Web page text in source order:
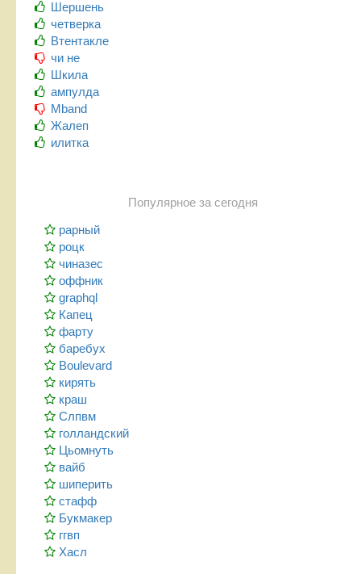
Шершень
четверка
Втентакле
чи не
Шкила
ампулда
Mband
Жалеп
илитка
Популярное за сегодня
рарный
роцк
чиназес
оффник
graphql
Капец
фарту
баребух
Boulevard
кирять
краш
Слпвм
голландский
Цьомнуть
вайб
шиперить
стафф
Букмакер
ггвп
Хасл